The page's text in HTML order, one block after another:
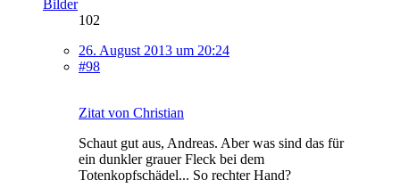
Bilder
102
26. August 2013 um 20:24
#98
Zitat von Christian
Schaut gut aus, Andreas. Aber was sind das für
ein dunkler grauer Fleck bei dem
Totenkopfschädel... So rechter Hand?